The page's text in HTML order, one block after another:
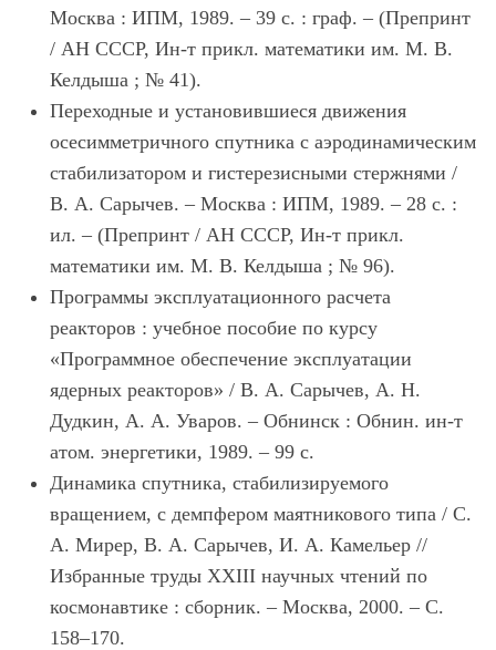
Москва : ИПМ, 1989. – 39 с. : граф. – (Препринт
/ АН СССР, Ин-т прикл. математики им. М. В.
Келдыша ; № 41).
Переходные и установившиеся движения
осесимметричного спутника с аэродинамическим
стабилизатором и гистерезисными стержнями /
В. А. Сарычев. – Москва : ИПМ, 1989. – 28 с. :
ил. – (Препринт / АН СССР, Ин-т прикл.
математики им. М. В. Келдыша ; № 96).
Программы эксплуатационного расчета
реакторов : учебное пособие по курсу
«Программное обеспечение эксплуатации
ядерных реакторов» / В. А. Сарычев, А. Н.
Дудкин, А. А. Уваров. – Обнинск : Обнин. ин-т
атом. энергетики, 1989. – 99 с.
Динамика спутника, стабилизируемого
вращением, с демпфером маятникового типа / С.
А. Мирер, В. А. Сарычев, И. А. Камельер //
Избранные труды XXIII научных чтений по
космонавтике : сборник. – Москва, 2000. – С.
158–170.